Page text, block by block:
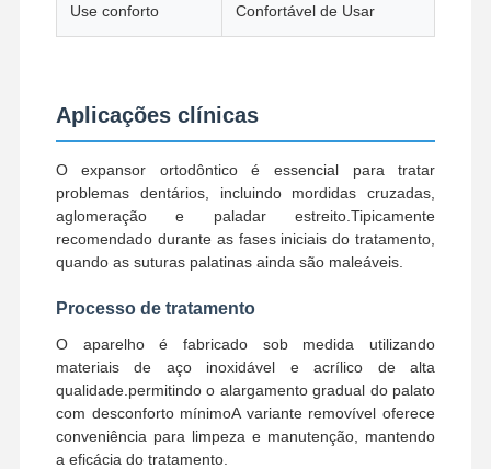
Use conforto Confortável de Usar
Aplicações clínicas
O expansor ortodôntico é essencial para tratar
problemas dentários, incluindo mordidas cruzadas,
aglomeração e paladar estreito.Tipicamente
recomendado durante as fases iniciais do tratamento,
quando as suturas palatinas ainda são maleáveis.
Processo de tratamento
O aparelho é fabricado sob medida utilizando
materiais de aço inoxidável e acrílico de alta
qualidade.permitindo o alargamento gradual do palato
com desconforto mínimoA variante removível oferece
conveniência para limpeza e manutenção, mantendo
a eficácia do tratamento.